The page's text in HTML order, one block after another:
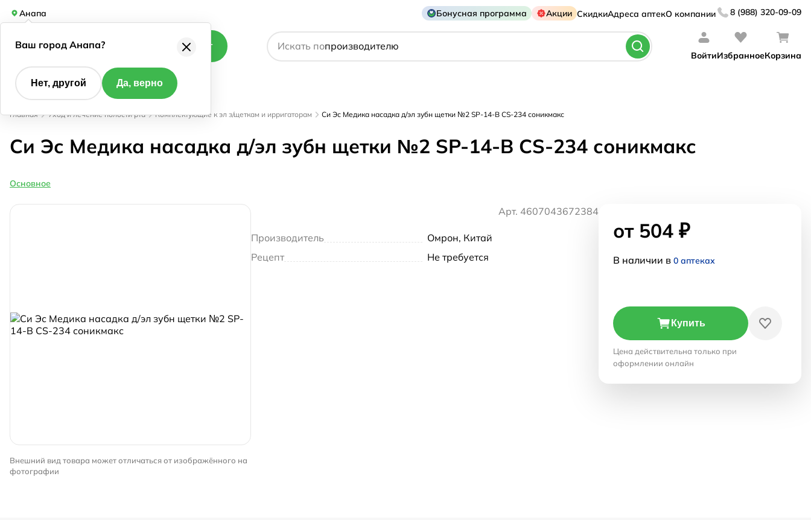
Анапа Бонусная программа Акции СкидкиАдреса аптекО компании 8 (988) 320-09-09
Каталог Искать по
действующему веществу
производителю
ВойтиИзбранноеКорзина
Главная Уход и лечение полости рта Комплектующие к эл з/щеткам и ирригаторам Си Эс Медика насадка д/эл зубн щетки №2 SP-14-В CS-234 соникмакс
Си Эс Медика насадка д/эл зубн щетки №2 SP-14-В CS-234 соникмакс
Основное
Внешний вид товара может отличаться от изображённого на
фотографии
Арт. 4607043672384
Производитель
Омрон, Китай
Рецепт
Не требуется
от 504 ₽
В наличии в 0 аптеках
Купить
Цена действительна только при
оформлении онлайн
Ваш город Анапа?
Нет, другой Да, верно